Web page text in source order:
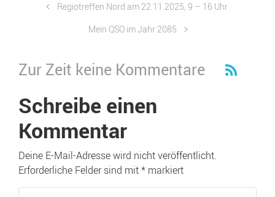
Regiotreffen Nord am 22.11.2025, 9 – 16 Uhr
Mein QSO im Jahr 2085
Zur Zeit keine Kommentare
Schreibe einen
Kommentar
Deine E-Mail-Adresse wird nicht veröffentlicht.
Erforderliche Felder sind mit* markiert